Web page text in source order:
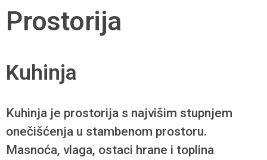
Prostorija
Kuhinja
Kuhinja je prostorija s najvišim stupnjem
onečišćenja u stambenom prostoru.
Masnoća, vlaga, ostaci hrane i toplina